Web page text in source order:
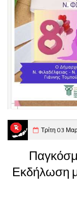
Τρίτη 03
Εκδήλωση